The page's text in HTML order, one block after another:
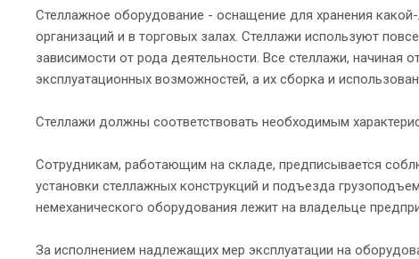
Стеллажное оборудование - оснащение для хранения
организаций и в торговых залах. Стеллажи используют
зависимости от рода деятельности. Все стеллажи,
эксплуатационных возможностей, а их сборка и
Стеллажи должны соответствовать необходимым
Сотрудникам, работающим на складе, предписывается
установки стеллажных конструкций и подъезда
немеханического оборудования лежит на владельце
За исполнением надлежащих мер эксплуатации на